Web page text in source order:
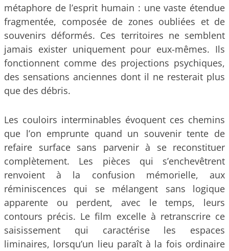
métaphore de l’esprit humain : une vaste étendue
fragmentée, composée de zones oubliées et de
souvenirs déformés. Ces territoires ne semblent
jamais exister uniquement pour eux-mêmes. Ils
fonctionnent comme des projections psychiques,
des sensations anciennes dont il ne resterait plus
que des débris.
Les couloirs interminables évoquent ces chemins
que l’on emprunte quand un souvenir tente de
refaire surface sans parvenir à se reconstituer
complètement. Les pièces qui s’enchevêtrent
renvoient à la confusion mémorielle, aux
réminiscences qui se mélangent sans logique
apparente ou perdent, avec le temps, leurs
contours précis. Le film excelle à retranscrire ce
saisissement qui caractérise les espaces
liminaires, lorsqu’un lieu paraît à la fois ordinaire